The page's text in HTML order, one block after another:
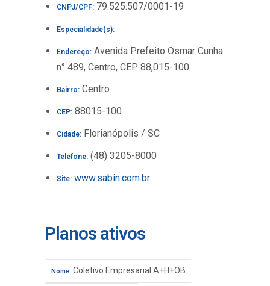
CNPJ/CPF: 79.525.507/0001-19
Especialidade(s):
Endereço: Avenida Prefeito Osmar Cunha
n° 489, Centro, CEP 88,015-100
Bairro: Centro
CEP: 88015-100
Cidade: Florianópolis / SC
Telefone: (48) 3205-8000
Site: www.sabin.com.br
Planos ativos
Nome: Coletivo Empresarial A+H+OB